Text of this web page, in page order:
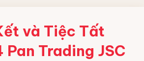
và Tiệc Tất
Pan Trading JSC